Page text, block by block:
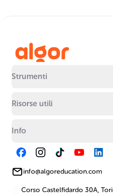
Strumenti
Risorse utili
Info
info@algoreducation.com
Corso Castelfidardo 30A,